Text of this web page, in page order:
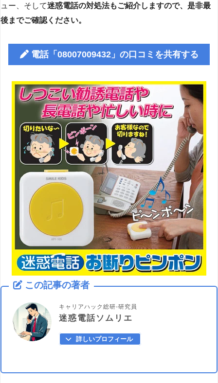
ュー、そして迷惑電話の対処法もご紹介しますので、是非最
後までご確認ください。
電話「08007009432」の口コミを共有する
この記事の著者
キャリアハック総研-研究員
迷惑電話ソムリエ
詳しいプロフィール